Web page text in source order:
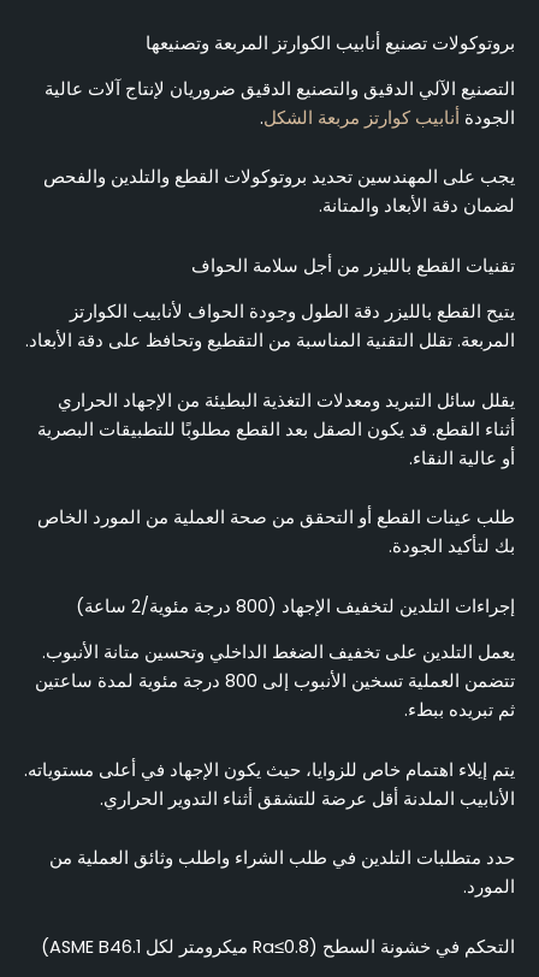
بروتوكولات تصنيع أنابيب الكوارتز المربعة وتصنيعها
التصنيع الآلي الدقيق والتصنيع الدقيق ضروريان لإنتاج آلات عالية
الجودة أنابيب كوارتز مربعة الشكل.
يجب على المهندسين تحديد بروتوكولات القطع والتلدين والفحص
لضمان دقة الأبعاد والمتانة.
تقنيات القطع بالليزر من أجل سلامة الحواف
يتيح القطع بالليزر دقة الطول وجودة الحواف لأنابيب الكوارتز
المربعة. تقلل التقنية المناسبة من التقطيع وتحافظ على دقة الأبعاد.
يقلل سائل التبريد ومعدلات التغذية البطيئة من الإجهاد الحراري
أثناء القطع. قد يكون الصقل بعد القطع مطلوبًا للتطبيقات البصرية
أو عالية النقاء.
طلب عينات القطع أو التحقق من صحة العملية من المورد الخاص
بك لتأكيد الجودة.
إجراءات التلدين لتخفيف الإجهاد (800 درجة مئوية/2 ساعة)
يعمل التلدين على تخفيف الضغط الداخلي وتحسين متانة الأنبوب.
تتضمن العملية تسخين الأنبوب إلى 800 درجة مئوية لمدة ساعتين
ثم تبريده ببطء.
يتم إيلاء اهتمام خاص للزوايا، حيث يكون الإجهاد في أعلى مستوياته.
الأنابيب الملدنة أقل عرضة للتشقق أثناء التدوير الحراري.
حدد متطلبات التلدين في طلب الشراء واطلب وثائق العملية من
المورد.
التحكم في خشونة السطح (Ra≤0.8 ميكرومتر لكل ASME B46.1)